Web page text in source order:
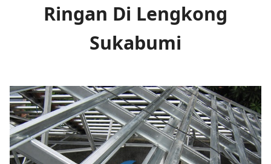
Ringan Di Lengkong
Sukabumi